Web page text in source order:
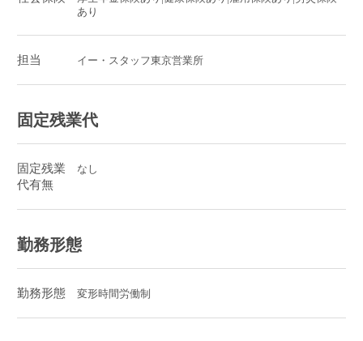
あり
担当 イー・スタッフ東京営業所
固定残業代
固定残業
代有無
なし
勤務形態
勤務形態 変形時間労働制